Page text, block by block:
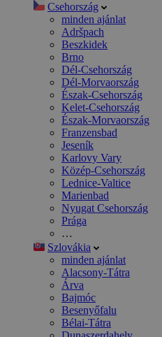
Csehország
minden ajánlat
Adršpach
Beszkidek
Brno
Dél-Csehország
Dél-Morvaország
Észak-Csehország
Kelet-Csehország
Észak-Morvaország
Franzensbad
Jeseník
Karlovy Vary
Közép-Csehország
Lednice-Valtice
Marienbad
Nyugat Csehország
Prága
…
Szlovákia
minden ajánlat
Alacsony-Tátra
Árva
Bajmóc
Besenyőfalu
Bélai-Tátra